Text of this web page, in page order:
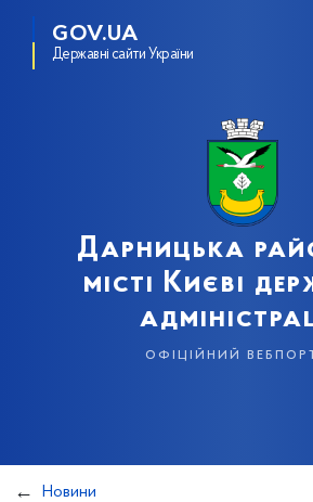
GOV.UA
Державні сайти України
Дарницька
місті Києві
офіційний
Новини